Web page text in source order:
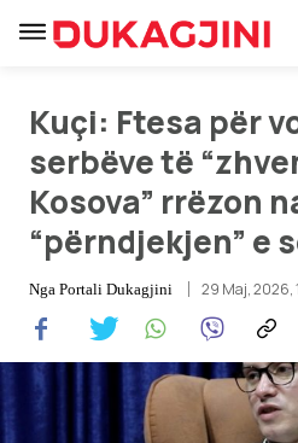
Lajme
Pikëpamje
Kuçi: Ftesa për
serbëve të
Kosova” rrëzon
“përndjekjen” e
Nga Portali Dukagjini 29 Maj, 2026,